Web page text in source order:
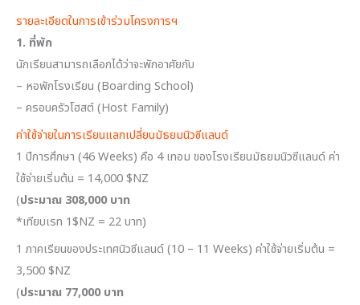
รายละเอียดในการเข้าร่วมโครงการฯ
1. ที่พัก
นักเรียนสามารถเลือกได้ว่าจะพักอาศัยกับ
– หอพักโรงเรียน (Boarding School)
– ครอบครัวโฮสต์ (Host Family)
ค่าใช้จ่ายในการเรียนแลกเปลี่ยนมัธยมนิวซีแลนด์
1 ปีการศึกษา (46 Weeks) คือ 4 เทอม ของโรงเรียนมัธยมนิวซีแลนด์ ค่า
ใช้จ่ายเริ่มต้น = 14,000 $NZ
(ประมาณ 308,000 บาท
*เทียบเรท 1$NZ = 22 บาท)
1 ภาคเรียนของประเทศนิวซีแลนด์ (10 – 11 Weeks) ค่าใช้จ่ายเริ่มต้น =
3,500 $NZ
(ประมาณ 77,000 บาท